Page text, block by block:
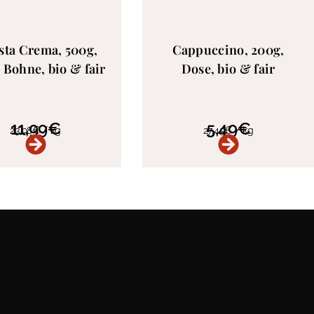
Crema, 500g,
Bohne, bio & fair
11,99€
23,98€/kg
Cappuccino, 200g,
Dose, bio & fair
5,49€
27,45€/kg